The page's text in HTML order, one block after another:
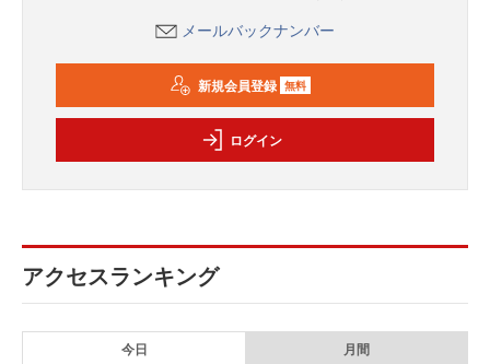
メールバックナンバー
新規会員登録 無料
ログイン
アクセスランキング
今日 月間